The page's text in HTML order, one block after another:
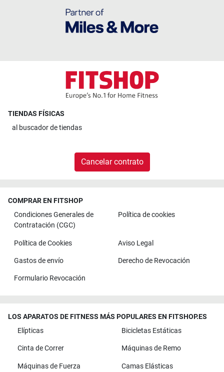
TIENDAS FÍSICAS
al buscador de tiendas
Cancelar contrato
COMPRAR EN FITSHOP
Condiciones Generales de
Contratación (CGC)
Política de cookies
Política de Cookies Aviso Legal
Gastos de envío Derecho de Revocación
Formulario Revocación
LOS APARATOS DE FITNESS MÁS POPULARES EN FITSHOP.ES
Elípticas
Bicicletas Estáticas
Cinta de Correr Máquinas de Remo
Máquinas de Fuerza Camas Elásticas